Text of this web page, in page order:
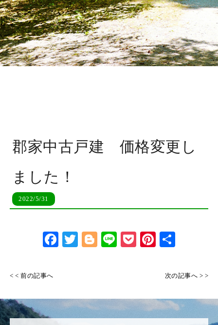
郡家中古戸建 価格変更し
ました！
2022/5/31
Face Twitt Blog Line Pock Pinte
< < 前の記事へ 次の記事へ > >